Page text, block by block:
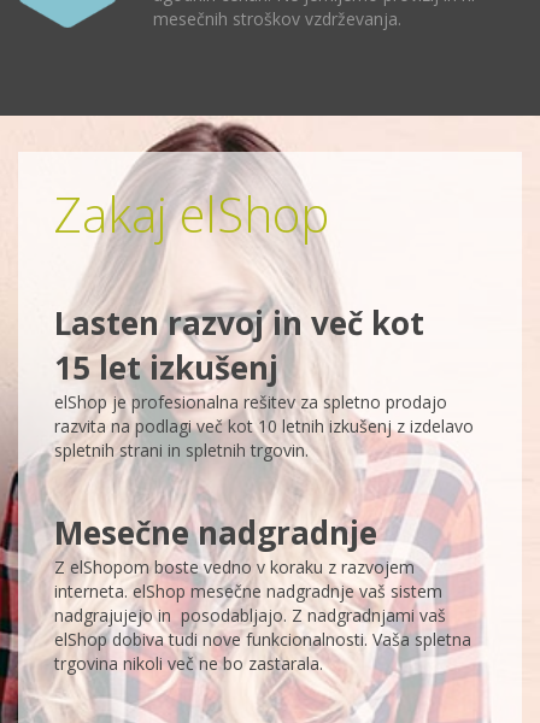
mesečnih stroškov vzdrževanja.
Zakaj elShop
Lasten razvoj in več kot
15 let izkušenj
elShop je profesionalna rešitev za spletno prodajo
razvita na podlagi več kot 10 letnih izkušenj z izdelavo
spletnih strani in spletnih trgovin.
Mesečne nadgradnje
Z elShopom boste vedno v koraku z razvojem
interneta. elShop mesečne nadgradnje vaš sistem
nadgrajujejo in posodabljajo. Z nadgradnjami vaš
elShop dobiva tudi nove funkcionalnosti. Vaša spletna
trgovina nikoli več ne bo zastarala.